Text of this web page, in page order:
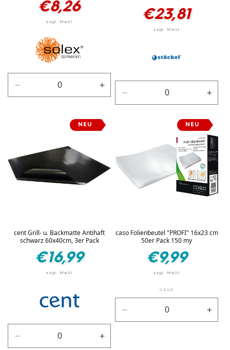
Preis
€8,26
Verringere
die
Erhöhe
die
für
silber
Preis
€23,81
Verringere
die
Title
die
für
Title
NEU
cent Grill- u. Backmatte Antihaft
schwarz 60x40cm, 3er Pack
Normaler
Preis
€16,99
Verringere
Erhöhe
NEU
caso Folienbeutel "PROFI" 16x23 cm
50er Pack 150 my
Normaler
Preis
€9,99
CASO
Verringere
die
die